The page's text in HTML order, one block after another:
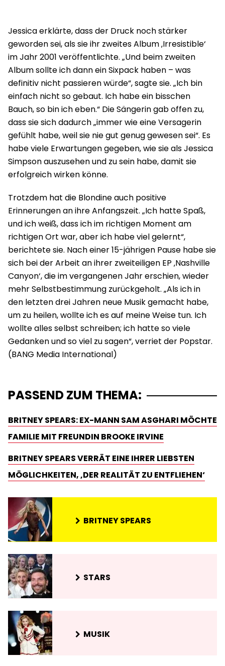
Jessica erklärte, dass der Druck noch stärker
geworden sei, als sie ihr zweites Album ‚Irresistible‘
im Jahr 2001 veröffentlichte. „Und beim zweiten
Album sollte ich dann ein Sixpack haben – was
definitiv nicht passieren würde“, sagte sie. „Ich bin
einfach nicht so gebaut. Ich habe ein bisschen
Bauch, so bin ich eben.“ Die Sängerin gab offen zu,
dass sie sich dadurch „immer wie eine Versagerin
gefühlt habe, weil sie nie gut genug gewesen sei“. Es
habe viele Erwartungen gegeben, wie sie als Jessica
Simpson auszusehen und zu sein habe, damit sie
erfolgreich wirken könne.
Trotzdem hat die Blondine auch positive
Erinnerungen an ihre Anfangszeit. „Ich hatte Spaß,
und ich weiß, dass ich im richtigen Moment am
richtigen Ort war, aber ich habe viel gelernt“,
berichtete sie. Nach einer 15-jährigen Pause habe sie
sich bei der Arbeit an ihrer zweiteiligen EP ‚Nashville
Canyon‘, die im vergangenen Jahr erschien, wieder
mehr Selbstbestimmung zurückgeholt. „Als ich in
den letzten drei Jahren neue Musik gemacht habe,
um zu heilen, wollte ich es auf meine Weise tun. Ich
wollte alles selbst schreiben; ich hatte so viele
Gedanken und so viel zu sagen“, verriet der Popstar.
PASSEND ZUM THEMA:
BRITNEY SPEARS: EX-MANN SAM ASGHARI MÖCHTE
FAMILIE MIT FREUNDIN BROOKE IRVINE
BRITNEY SPEARS VERRÄT EINE IHRER LIEBSTEN
MÖGLICHKEITEN, ‚DER REALITÄT ZU ENTFLIEHEN‘
BRITNEY SPEARS
STARS
MUSIK